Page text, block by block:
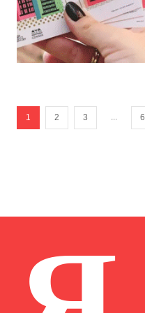
1 2 3 ... 6